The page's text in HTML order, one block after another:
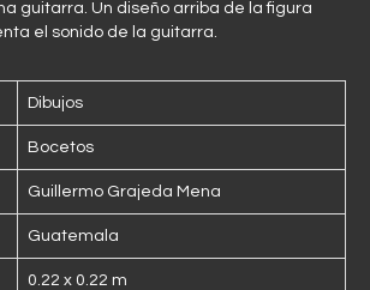
guitarra. Un diseño arriba de la figura
el sonido de la guitarra.
Dibujos
Bocetos
Guillermo Grajeda Mena
Guatemala
0.22 x 0.22 m